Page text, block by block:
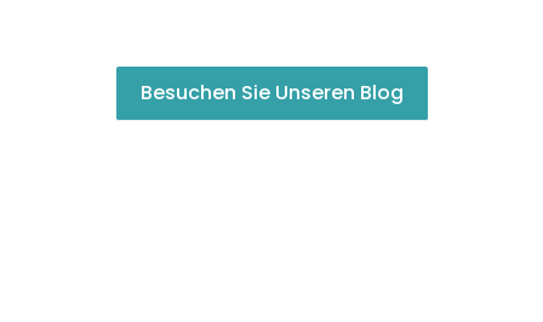
Besuchen Sie Unseren Blog